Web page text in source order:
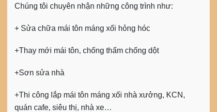
Chúng tôi chuyên nhận những công trình như:
+ Sửa chữa mái tôn máng xối hỏng hóc
+Thay mới mái tôn, chống thấm chống dột
+Sơn sửa nhà
+Thi công lắp mái tôn máng xối nhà xưởng, KCN,
quán cafe, siêu thị, nhà xe…